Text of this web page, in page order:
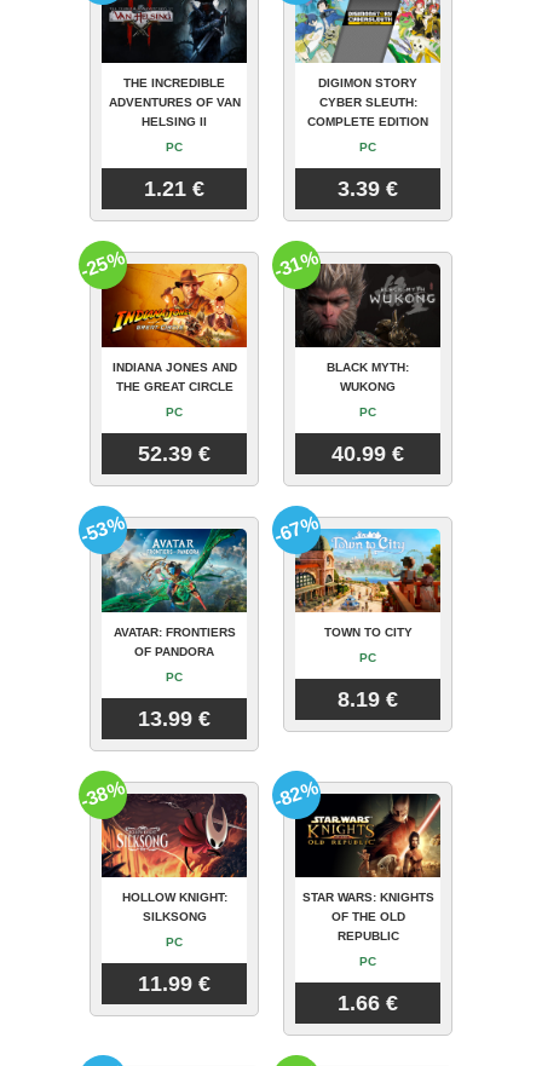
THE INCREDIBLE
ADVENTURES OF VAN
HELSING II
PC
1.21 €
DIGIMON STORY
CYBER SLEUTH:
COMPLETE EDITION
PC
3.39 €
INDIANA JONES AND
THE GREAT CIRCLE
PC
52.39 €
-25%
BLACK MYTH:
WUKONG
PC
40.99 €
-31%
AVATAR: FRONTIERS
OF PANDORA
PC
13.99 €
-53%
TOWN TO CITY
PC
8.19 €
-67%
HOLLOW KNIGHT:
SILKSONG
PC
11.99 €
-38%
STAR WARS: KNIGHTS
OF THE OLD
REPUBLIC
PC
1.66 €
-82%